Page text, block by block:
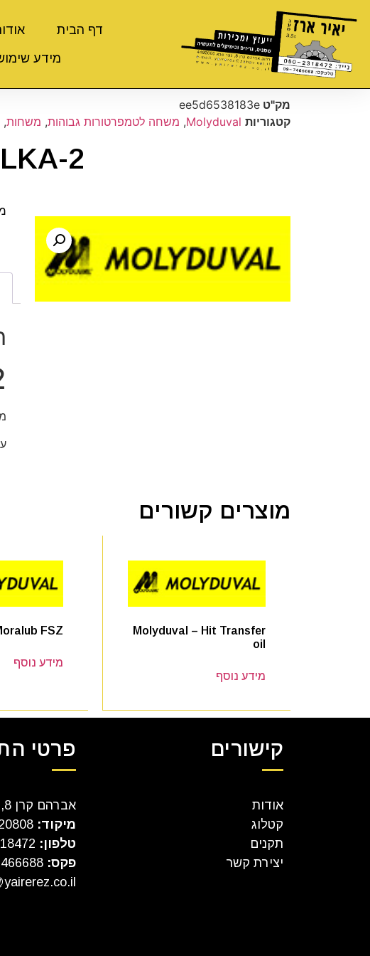
דף הבית
מידע
מק"ט ee5d6538183e
קטגוריות Molyduval
, משחה לטמפרטורות גבוהות, משחות,
2
מוצרים קשורים
Molyduval – Hit Transfer
oil
מידע נוסף
FSZ
מידע נוסף
קישורים
אודות
קטלוג
תקנים
יצירת קשר
פרטי
אברהם קרן 8, כפר סבא
מיקוד:
טלפון:
פקס: